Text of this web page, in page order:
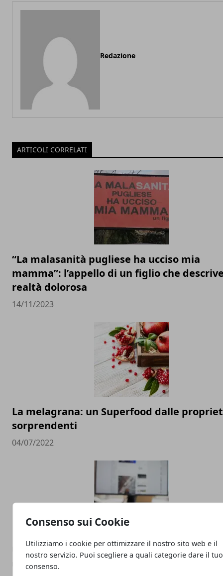
Consenso sui Cookie
Utilizziamo i cookie per ottimizzare il nostro sito web e il
nostro servizio. Puoi scegliere a quali categorie dare il tuo
consenso.
Redazione
ARTICOLI CORRELATI
“La malasanità pugliese ha ucciso mia
mamma”: l’appello di un figlio che
realtà dolorosa
14/11/2023
La melagrana: un Superfood dalle
sorprendenti
04/07/2022
Università, scelta di facoltà e corso di
una breve guida